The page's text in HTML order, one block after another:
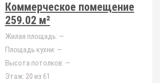
Коммерческое помещение
259.02 м²
Жилая площадь: —
Площадь кухни: —
Высота потолков: —
Этаж: 20 из 61